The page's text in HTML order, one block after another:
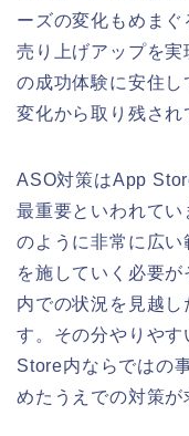
ーズの変化もめまぐ
売り上げアップを
の成功体験に安住
変化から取り残され
ASO対策はApp
最重要といわれて
のように非常に広
を施していく必要
内での状況を見越
す。その分やりや
Store内ならではの
めたうえでの対策が